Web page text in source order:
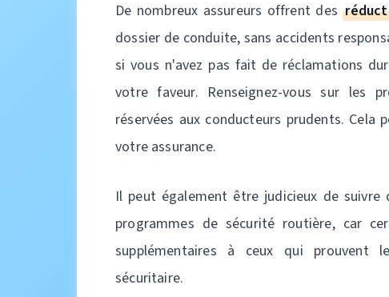
De nombreux assureurs offrent des
dossier de conduite, sans accidents
si vous n'avez pas fait de réclamations
votre faveur. Renseignez-vous sur les
réservées aux conducteurs prudents.
votre assurance.
Il peut également être judicieux de
programmes de sécurité routière, car
supplémentaires à ceux qui prouvent
sécuritaire.